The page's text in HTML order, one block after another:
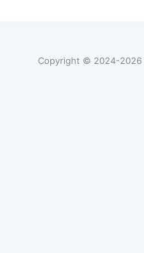
Copyright © 2024-2026